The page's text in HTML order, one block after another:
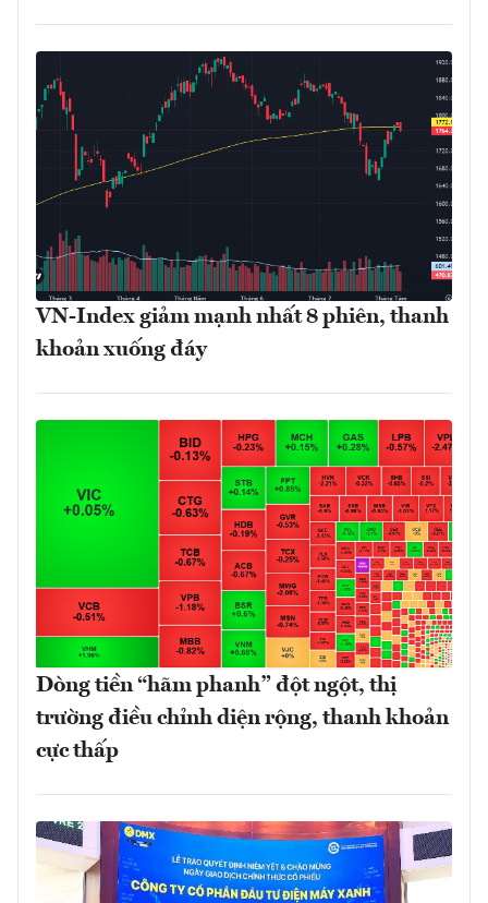
VN-Index giảm mạnh nhất 8 phiên, thanh
khoản xuống đáy
Dòng tiền “hãm phanh” đột ngột, thị
trường điều chỉnh diện rộng, thanh khoản
cực thấp